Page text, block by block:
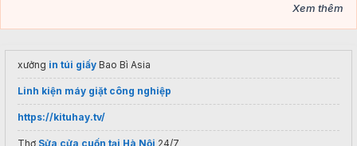
Xem thêm
xưởng in túi giấy Bao Bì Asia
Linh kiện máy giặt công nghiệp
https://kituhay.tv/
Thợ Sửa cửa cuốn tại Hà Nội 24/7